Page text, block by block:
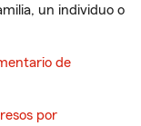
un individuo o
de
por